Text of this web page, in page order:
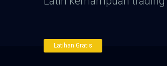
Latihan Gratis